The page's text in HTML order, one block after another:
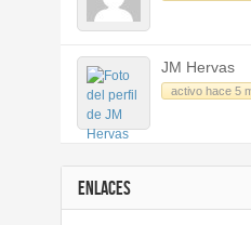
JM Hervas
activo hace 5
ENLACES